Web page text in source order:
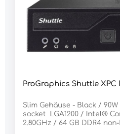
ProGraphics Shuttle XPC
Slim Gehäuse - Black /
socket LGA1200 / Intel®
2.80GHz / 64 GB DDR4